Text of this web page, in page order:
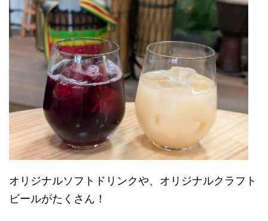
オリジナルソフトドリンクや、オリジナルクラフト
ビールがたくさん！